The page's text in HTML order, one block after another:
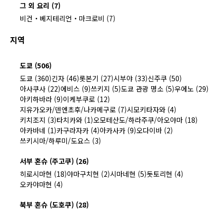
그 외 요리 (7)
비건・베지테리언・마크로비 (7)
지역
도쿄 (506)
도쿄 (360)긴자 (46)롯본기 (27)시부야 (33)신주쿠 (50)
아사쿠사 (22)에비스 (9)쓰키지 (5)도쿄 관광 명소 (5)우에노 (29)
아키하바라 (9)이케부쿠로 (12)
지유가오카/덴엔초후/나카메구로 (7)시모키타자와 (4)
키치조지 (3)타치카와 (1)오모테산도/하라주쿠/아오야마 (18)
아카바네 (1)카구라자카 (4)아카사카 (9)오다이바 (2)
쓰키시마/하루미/도요스 (3)
서부 혼슈 (주고쿠) (26)
히로시마현 (18)야마구치현 (2)시마네현 (5)돗토리현 (4)
오카야마현 (4)
북부 혼슈 (도호쿠) (28)